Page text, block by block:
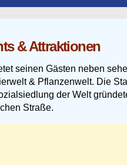
& Attraktionen
seinen Gästen neben
& Pflanzenwelt. Die
der Welt
Straße.